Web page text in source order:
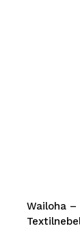
Wailoha